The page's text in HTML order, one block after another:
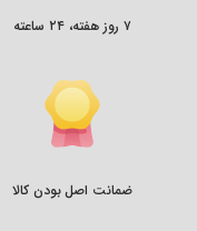
۷ روز هفته، ۲۴ ساعته
ضمانت اصل بودن کالا